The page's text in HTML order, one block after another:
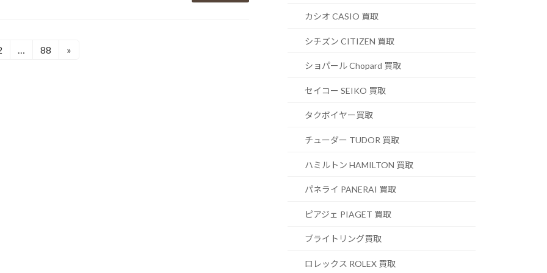
…
固
88 »
カシオ CASIO 買取
シチズン CITIZEN 買取
ショパール Chopard 買取
セイコー SEIKO 買取
タクボイヤー買取
チューダー TUDOR 買取
ハミルトン HAMILTON 買取
パネライ PANERAI 買取
ピアジェ PIAGET 買取
ブライトリング買取
ロレックス ROLEX 買取